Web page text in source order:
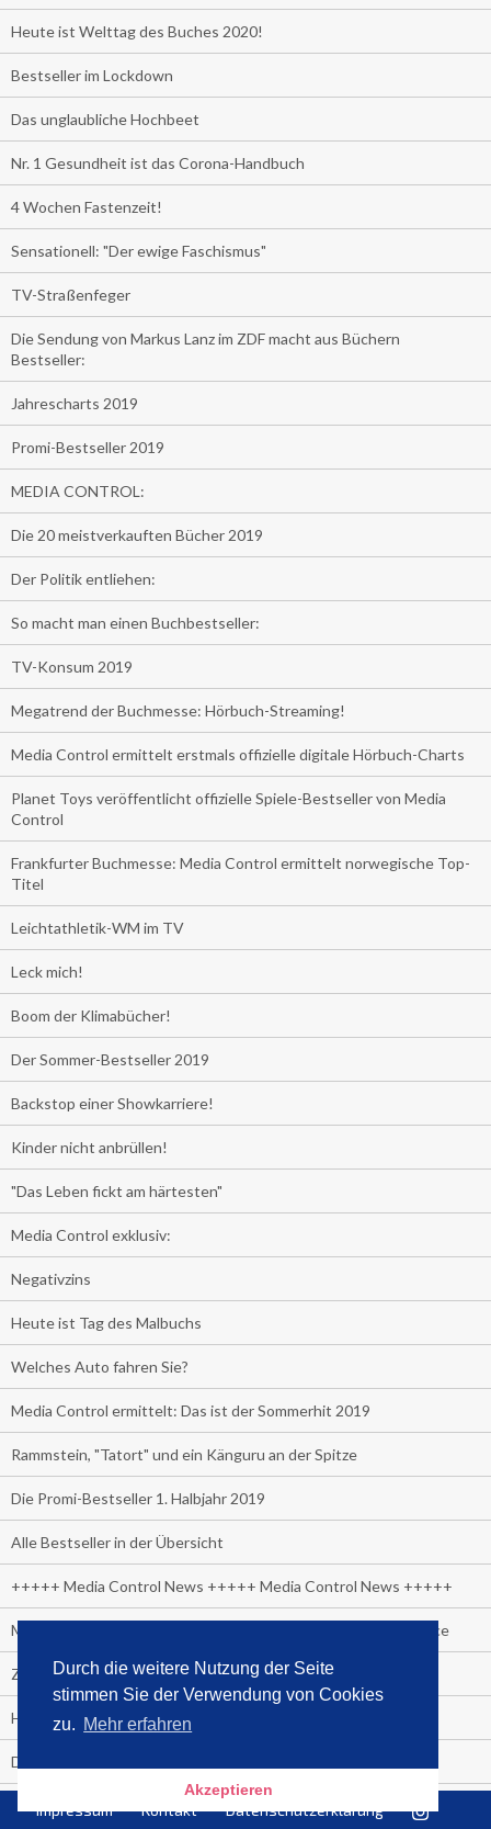
Durch die weitere Nutzung der Seite
stimmen Sie der Verwendung von Cookies
zu. Mehr erfahren
Akzeptieren
Heute ist Welttag des Buches 2020!
Bestseller im Lockdown
Das unglaubliche Hochbeet
Nr. 1 Gesundheit ist das Corona-Handbuch
4 Wochen Fastenzeit!
Sensationell: "Der ewige Faschismus"
TV-Straßenfeger
Die Sendung von Markus Lanz im ZDF macht aus Büchern
Bestseller:
Jahrescharts 2019
Promi-Bestseller 2019
MEDIA CONTROL:
Die 20 meistverkauften Bücher 2019
Der Politik entliehen:
So macht man einen Buchbestseller:
TV-Konsum 2019
Megatrend der Buchmesse: Hörbuch-Streaming!
Media Control ermittelt erstmals offizielle digitale Hörbuch-Charts
Planet Toys veröffentlicht offizielle Spiele-Bestseller von Media
Control
Frankfurter Buchmesse: Media Control ermittelt norwegische Top-
Titel
Leichtathletik-WM im TV
Leck mich!
Boom der Klimabücher!
Der Sommer-Bestseller 2019
Backstop einer Showkarriere!
Kinder nicht anbrüllen!
"Das Leben fickt am härtesten"
Media Control exklusiv:
Negativzins
Heute ist Tag des Malbuchs
Welches Auto fahren Sie?
Media Control ermittelt: Das ist der Sommerhit 2019
Rammstein, "Tatort" und ein Känguru an der Spitze
Die Promi-Bestseller 1. Halbjahr 2019
Alle Bestseller in der Übersicht
+++++ Media Control News +++++ Media Control News +++++
Media Control beruft Arnd von Conrady zum Leiter E-Commerce
Zuschauer-Trend der Fußball Frauen WM:
Heute wäre sie 90 Jahre alt geworden.
Das beliebteste Tatort-Duo ist?
Impressum Kontakt Datenschutzerklärung